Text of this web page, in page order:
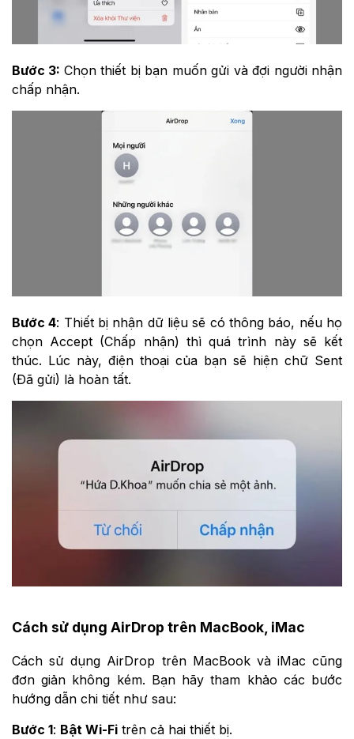
Bước 3: Chọn thiết bị bạn muốn gửi và đợi người nhận
chấp nhận.
Bước 4: Thiết bị nhận dữ liệu sẽ có thông báo, nếu họ
chọn Accept (Chấp nhận) thì quá trình này sẽ kết
thúc. Lúc này, điện thoại của bạn sẽ hiện chữ Sent
(Đã gửi) là hoàn tất.
Cách sử dụng AirDrop trên MacBook, iMac
Cách sử dụng AirDrop trên MacBook và iMac cũng
đơn giản không kém. Bạn hãy tham khảo các bước
hướng dẫn chi tiết như sau:
Bước 1: Bật Wi-Fi trên cả hai thiết bị.